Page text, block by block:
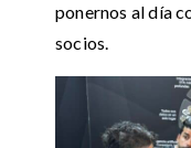
ponernos al día
socios.